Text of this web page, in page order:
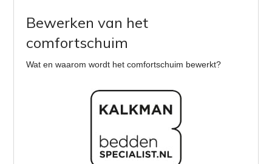
Bewerken van het
comfortschuim
Wat en waarom wordt het comfortschuim bewerkt?